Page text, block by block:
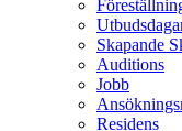
Skapande
Auditions
Jobb
Residens